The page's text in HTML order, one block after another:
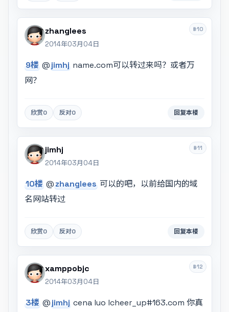
#10
zhanglees
2014年03月04日
9楼 @jimhj name.com可以转过来吗？或者万
网？
欣赏0 反对0 回复本楼
#11
jimhj
2014年03月04日
10楼 @zhanglees 可以的吧，以前给国内的域
名网站转过
欣赏0 反对0 回复本楼
#12
xamppobjc
2014年03月04日
3楼 @jimhj cena luo lcheer_up#163.com 你真